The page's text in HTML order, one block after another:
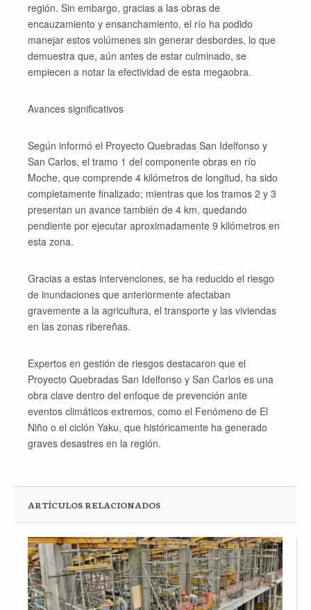
región. Sin embargo, gracias a las obras de
encauzamiento y ensanchamiento, el río ha podido
manejar estos volúmenes sin generar desbordes, lo que
demuestra que, aún antes de estar culminado, se
empiecen a notar la efectividad de esta megaobra.
Avances significativos
Según informó el Proyecto Quebradas San Idelfonso y
San Carlos, el tramo 1 del componente obras en río
Moche, que comprende 4 kilómetros de longitud, ha sido
completamente finalizado; mientras que los tramos 2 y 3
presentan un avance también de 4 km, quedando
pendiente por ejecutar aproximadamente 9 kilómetros en
esta zona.
Gracias a estas intervenciones, se ha reducido el riesgo
de inundaciones que anteriormente afectaban
gravemente a la agricultura, el transporte y las viviendas
en las zonas ribereñas.
Expertos en gestión de riesgos destacaron que el
Proyecto Quebradas San Idelfonso y San Carlos es una
obra clave dentro del enfoque de prevención ante
eventos climáticos extremos, como el Fenómeno de El
Niño o el ciclón Yaku, que históricamente ha generado
graves desastres en la región.
ARTÍCULOS RELACIONADOS